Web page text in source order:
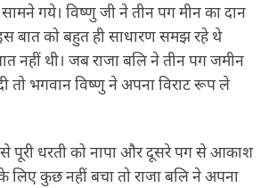
गये। विष्णु जी ने तीन पग मीन का दान
बात को बहुत ही साधारण समझ रहे थे
नहीं थी। जब राजा बलि ने तीन पग जमीन
तो भगवान विष्णु ने अपना विराट रूप ले
पूरी धरती को नापा और दूसरे पग से आकाश
लिए कुछ नहीं बचा तो राजा बलि ने अपना